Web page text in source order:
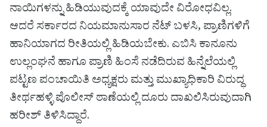
ನಾಯಿಗಳನ್ನು ಹಿಡಿಯುವುದಕ್ಕೆ ಯಾವುದೇ ವಿರೋಧವಿಲ್ಲ.
ಆದರೆ ಸರ್ಕಾರದ ನಿಯಮಾನುಸಾರ ನೆಟ್ ಬಳಸಿ, ಪ್ರಾಣಿಗಳಿಗೆ
ಹಾನಿಯಾಗದ ರೀತಿಯಲ್ಲಿ ಹಿಡಿಯಬೇಕು. ಎಬಿಸಿ ಕಾನೂನು
ಉಲ್ಲಂಘನೆ ಹಾಗೂ ಪ್ರಾಣಿ ಹಿಂಸೆ ನಡೆದಿರುವ ಹಿನ್ನೆಲೆಯಲ್ಲಿ
ಪಟ್ಟಣ ಪಂಚಾಯಿತಿ ಅಧ್ಯಕ್ಷರು ಮತ್ತು ಮುಖ್ಯಾಧಿಕಾರಿ ವಿರುದ್ಧ
ತೀರ್ಥಹಳ್ಳಿ ಪೊಲೀಸ್ ಠಾಣೆಯಲ್ಲಿ ದೂರು ದಾಖಲಿಸಿರುವುದಾಗಿ
ಹರೀಶ್ ತಿಳಿಸಿದ್ದಾರೆ.